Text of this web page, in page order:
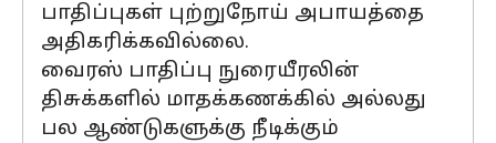
பாதிப்புகள் புற்றுநோய் அபாயத்தை
அதிகரிக்கவில்லை.
வைரஸ் பாதிப்பு நுரையீரலின்
திசுக்களில் மாதக்கணக்கில் அல்லது
பல ஆண்டுகளுக்கு நீடிக்கும்